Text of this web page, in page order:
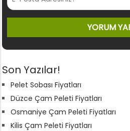
Son Yazılar!
Pelet Sobası Fiyatları
Düzce Çam Peleti Fiyatları
Osmaniye Çam Peleti Fiyatları
Kilis Çam Peleti Fiyatları